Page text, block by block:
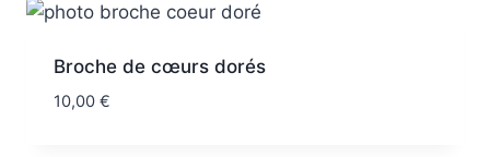
Broche de cœurs dorés
10,00 €